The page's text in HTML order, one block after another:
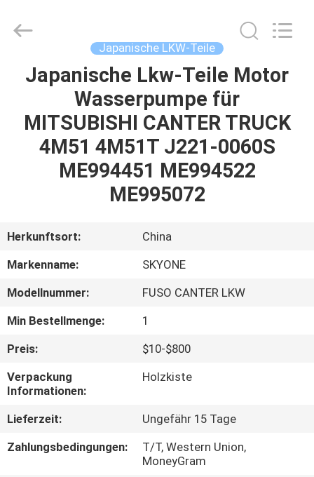
HAUS
PRODUKTE
FABRIK-
AUSFLUG
QUALITÄTSKONTROLLE
TRETEN
SIE
MIT
UNS
IN
Japanische LKW-Teile
Japanische Lkw-Teile Motor
Wasserpumpe für
MITSUBISHI CANTER TRUCK
4M51 4M51T J221-0060S
ME994451 ME994522
ME995072
Herkunftsort:
China
Markenname:
SKYONE
Modellnummer:
FUSO CANTER LKW
Min Bestellmenge:
1
Preis:
$10-$800
Verpackung
Informationen:
Holzkiste
Lieferzeit:
Ungefähr 15 Tage
Zahlungsbedingungen:
T/T, Western Union,
MoneyGram